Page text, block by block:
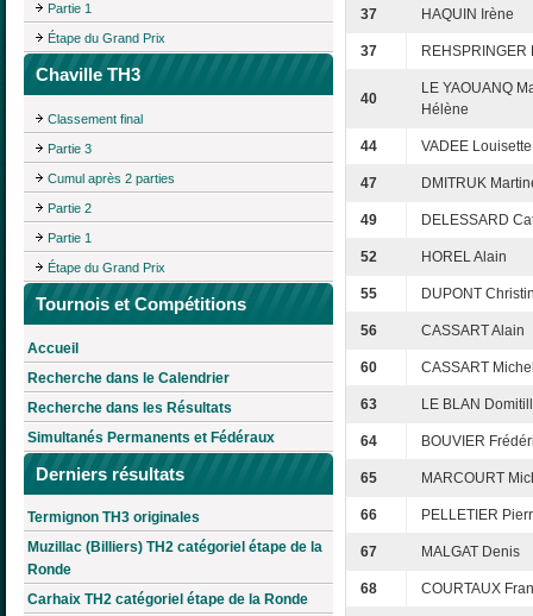
Partie 1
Étape du Grand Prix
Chaville TH3
Classement final
Partie 3
Cumul après 2 parties
Partie 2
Partie 1
Étape du Grand Prix
Tournois et Compétitions
Accueil
Recherche dans le Calendrier
Recherche dans les Résultats
Simultanés Permanents et Fédéraux
Derniers résultats
Termignon TH3 originales
Muzillac (Billiers) TH2 catégoriel étape de la
Ronde
Carhaix TH2 catégoriel étape de la Ronde
37 HAQUIN Irène
37 REHSPRINGER
40
LE YAOUANQ
Hélène
44 VADEE Louisette
47 DMITRUK
49 DELESSARD
52 HOREL Alain
55 DUPONT
56 CASSART Alain
60 CASSART
63 LE BLAN
64 BOUVIER
65 MARCOURT
66 PELLETIER
67 MALGAT Denis
68 COURTAUX